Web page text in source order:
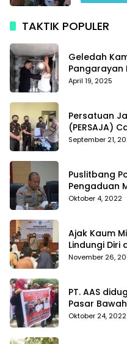
TAKTIK POPULER
Geledah
Pangarayan
Temuan
April 19, 2025
Persatuan
(PERSAJA)
Tanggamus
September 21,
Puslitbang
Pengaduan
Oktober 4, 2022
Ajak Kaum
Lindungi Diri
November 26,
PT. AAS
Pasar
Pekanbaru
Oktober 24, 2022